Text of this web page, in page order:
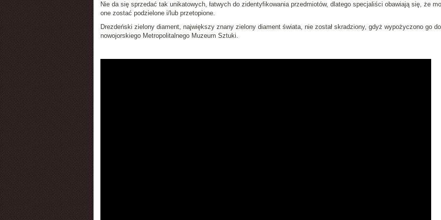
Nie da się sprzedać tak unikatowych, łatwych do zidentyfikowania przedmiotów, dlatego specjaliści obawiają się, że
one zostać podzielone i/lub przetopione.
Drezdeński zielony diament, największy znany zielony diament świata, nie został skradziony, gdyż wypożyczono go do
nowojorskiego Metropolitalnego Muzeum Sztuki.